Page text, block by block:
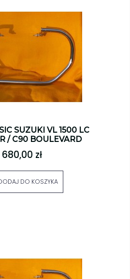
SUZUKI VL 1500 LC
/ C90 BOULEVARD
680,00 zł
DO KOSZYKA